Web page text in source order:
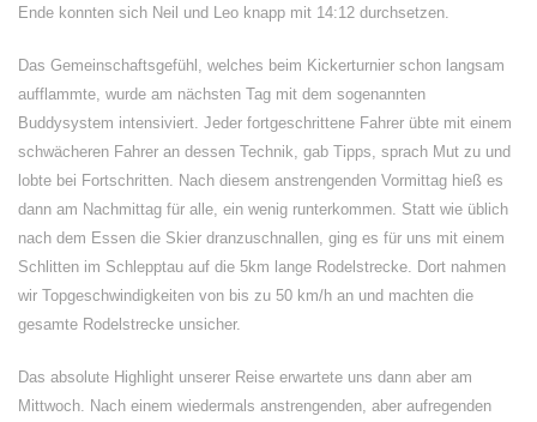
Ende konnten sich Neil und Leo knapp mit 14:12 durchsetzen.
Das Gemeinschaftsgefühl, welches beim Kickerturnier schon langsam
aufflammte, wurde am nächsten Tag mit dem sogenannten
Buddysystem intensiviert. Jeder fortgeschrittene Fahrer übte mit einem
schwächeren Fahrer an dessen Technik, gab Tipps, sprach Mut zu und
lobte bei Fortschritten. Nach diesem anstrengenden Vormittag hieß es
dann am Nachmittag für alle, ein wenig runterkommen. Statt wie üblich
nach dem Essen die Skier dranzuschnallen, ging es für uns mit einem
Schlitten im Schlepptau auf die 5km lange Rodelstrecke. Dort nahmen
wir Topgeschwindigkeiten von bis zu 50 km/h an und machten die
gesamte Rodelstrecke unsicher.
Das absolute Highlight unserer Reise erwartete uns dann aber am
Mittwoch. Nach einem wiedermals anstrengenden, aber aufregenden